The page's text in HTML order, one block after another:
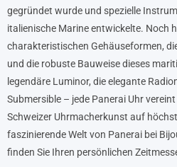
gegründet wurde und spezielle
italienische Marine entwickelte. Noch
charakteristischen Gehäuseformen,
und die robuste Bauweise dieses
legendäre Luminor, die elegante
Submersible – jede Panerai Uhr
Schweizer Uhrmacherkunst auf
faszinierende Welt von Panerai bei
finden Sie Ihren persönlichen